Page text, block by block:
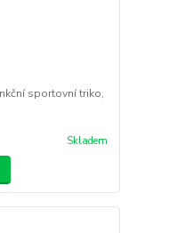
sportovní triko,
Skladem